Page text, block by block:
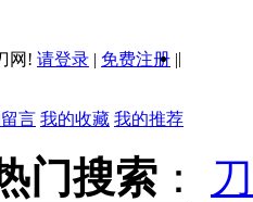
网! 请登录 | 免费注册 ||
言 我的收藏 我的推荐
门搜索 ：